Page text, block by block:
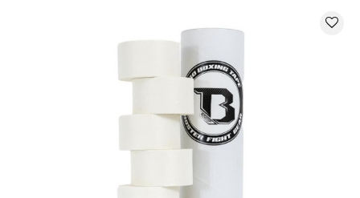
favorite_border